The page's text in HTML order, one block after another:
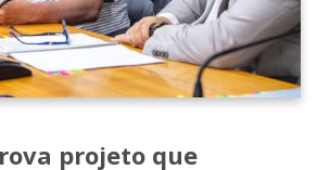
projeto que